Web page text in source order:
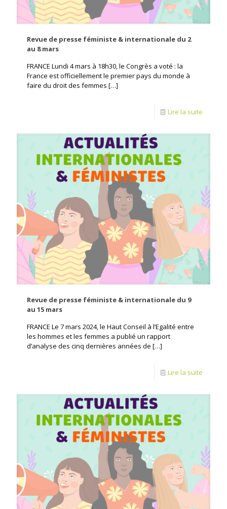
Revue de presse féministe & internationale du 2
au 8 mars
FRANCE Lundi 4 mars à 18h30, le Congrès a voté : la
France est officiellement le premier pays du monde à
faire du droit des femmes […]
Lire la suite
Revue de presse féministe & internationale du 9
au 15 mars
FRANCE Le 7 mars 2024, le Haut Conseil à l’Egalité entre
les hommes et les femmes a publié un rapport
d’analyse des cinq dernières années de […]
Lire la suite